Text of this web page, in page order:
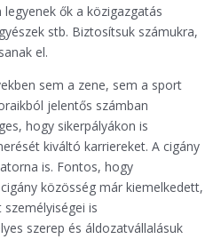
ők a közigazgatás
stb. Biztosítsuk számukra,
el.
sem a zene, sem a sport
jelentős számban
hogy sikerpályákon is
kiváltó karriereket. A cigány
is. Fontos, hogy
közösség már kiemelkedett,
is
szerep és áldozatvállalásuk